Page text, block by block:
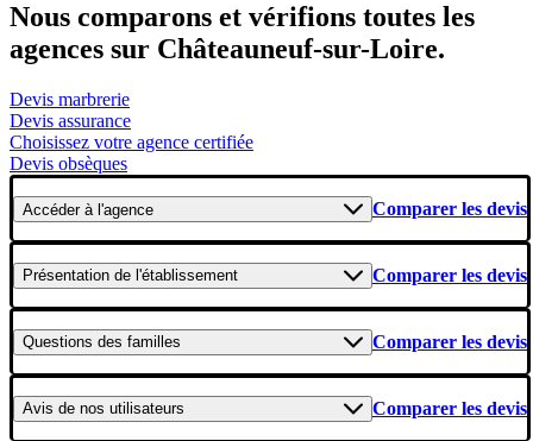
Nous comparons et vérifions toutes les
agences sur Châteauneuf-sur-Loire.
Devis marbrerie
Devis assurance
Choisissez votre agence certifiée
Devis obsèques
Accéderà l'agence Comparer les devis
Présentation de l'établissement Comparer les devis
Questions des familles Comparer les devis
Avis de nos utilisateurs Comparer les devis